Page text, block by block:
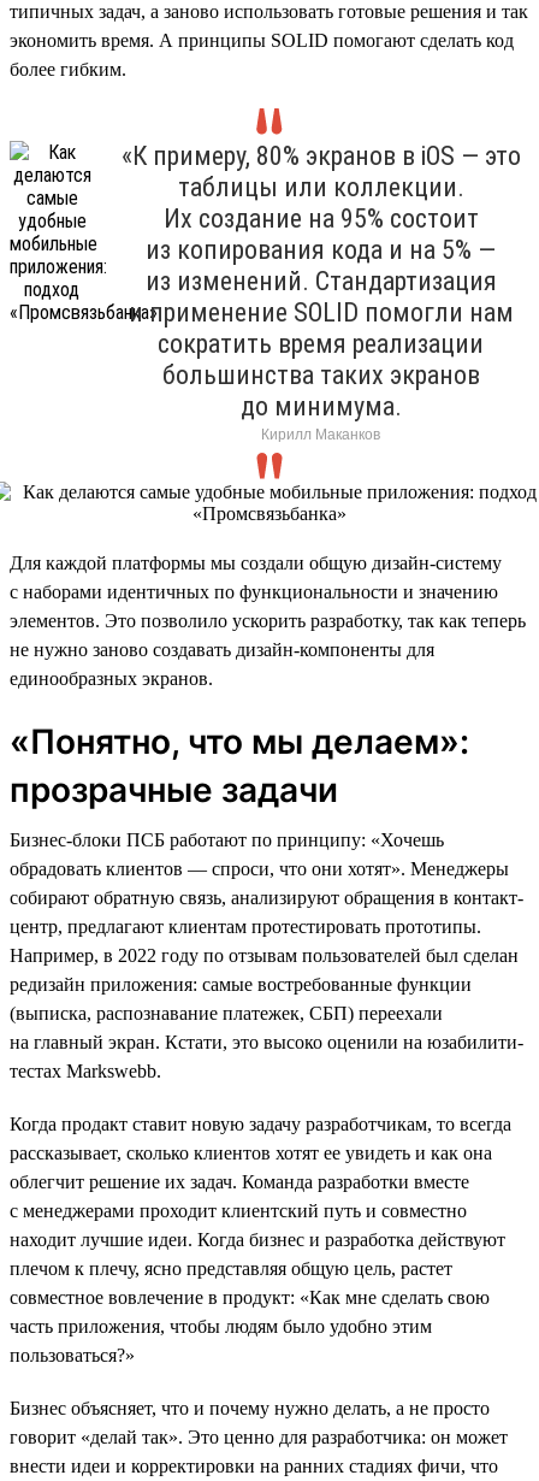
типичных задач, а заново использовать готовые решения и так
экономить время. А принципы SOLID помогают сделать код
более гибким.
«К примеру, 80% экранов в iOS — это
таблицы или коллекции.
Их создание на 95% состоит
из копирования кода и на 5% —
из изменений. Стандартизация
и применение SOLID помогли нам
сократить время реализации
большинства таких экранов
до минимума.
Кирилл Маканков
Для каждой платформы мы создали общую дизайн-систему
с наборами идентичных по функциональности и значению
элементов. Это позволило ускорить разработку, так как теперь
не нужно заново создавать дизайн-компоненты для
единообразных экранов.
«Понятно, что мы делаем»:
прозрачные задачи
Бизнес-блоки ПСБ работают по принципу: «Хочешь
обрадовать клиентов — спроси, что они хотят». Менеджеры
собирают обратную связь, анализируют обращения в контакт-
центр, предлагают клиентам протестировать прототипы.
Например, в 2022 году по отзывам пользователей был сделан
редизайн приложения: самые востребованные функции
(выписка, распознавание платежек, СБП) переехали
на главный экран. Кстати, это высоко оценили на юзабилити-
тестах Markswebb.
Когда продакт ставит новую задачу разработчикам, то всегда
рассказывает, сколько клиентов хотят ее увидеть и как она
облегчит решение их задач. Команда разработки вместе
с менеджерами проходит клиентский путь и совместно
находит лучшие идеи. Когда бизнес и разработка действуют
плечом к плечу, ясно представляя общую цель, растет
совместное вовлечение в продукт: «Как мне сделать свою
часть приложения, чтобы людям было удобно этим
пользоваться?»
Бизнес объясняет, что и почему нужно делать, а не просто
говорит «делай так». Это ценно для разработчика: он может
внести идеи и корректировки на ранних стадиях фичи, что